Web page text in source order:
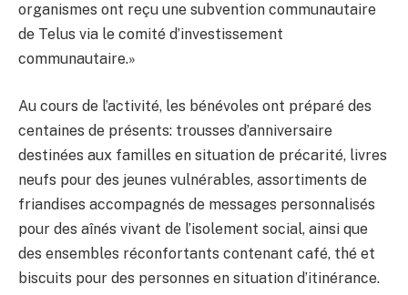
organismes ont reçu une subvention communautaire
de Telus via le comité d’investissement
communautaire.»
Au cours de l’activité, les bénévoles ont préparé des
centaines de présents: trousses d’anniversaire
destinées aux familles en situation de précarité, livres
neufs pour des jeunes vulnérables, assortiments de
friandises accompagnés de messages personnalisés
pour des aînés vivant de l’isolement social, ainsi que
des ensembles réconfortants contenant café, thé et
biscuits pour des personnes en situation d’itinérance.